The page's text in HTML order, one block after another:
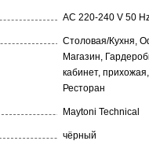
AC 220-240 V 50
Столовая/Кухня,
Магазин,
кабинет,
Ресторан
Maytoni Technical
чёрный